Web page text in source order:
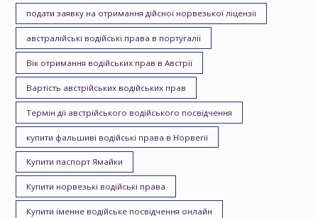
подати заявку на отримання дійсної норвезької ліцензії
австралійські водійські права в португалії
Вік отримання водійських прав в Австрії
Вартість австрійських водійських прав
Термін дії австрійського водійського посвідчення
купити фальшиві водійські права в Норвегії
Купити паспорт Ямайки
Купити норвезькі водійські права
Купити іменне водійське посвідчення онлайн